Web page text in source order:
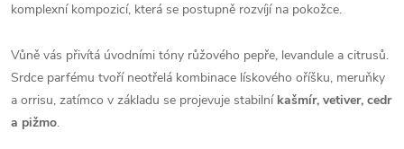
komplexní kompozicí, která se postupně rozvíjí na pokožce.
Vůně vás přivítá úvodními tóny růžového pepře, levandule a citrusů.
Srdce parfému tvoří neotřelá kombinace lískového oříšku, meruňky
a orrisu, zatímco v základu se projevuje stabilní kašmír, vetiver, cedr
a pižmo.